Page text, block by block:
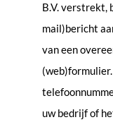
B.V. verstrekt,
mail)bericht
van een
uw bedrijf of